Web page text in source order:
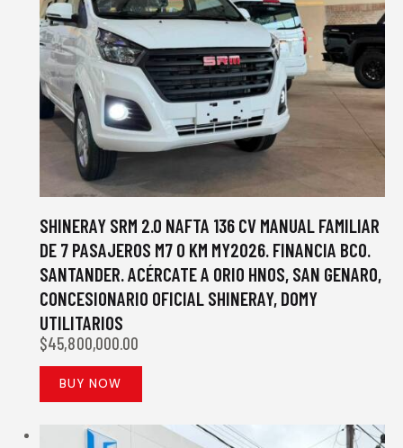
SHINERAY SRM 2.0 NAFTA 136 CV MANUAL FAMILIAR
DE 7 PASAJEROS M7 0 KM MY2026. FINANCIA BCO.
SANTANDER. ACÉRCATE A ORIO HNOS, SAN GENARO,
CONCESIONARIO OFICIAL SHINERAY, DOMY
UTILITARIOS
$45,800,000.00
BUY NOW